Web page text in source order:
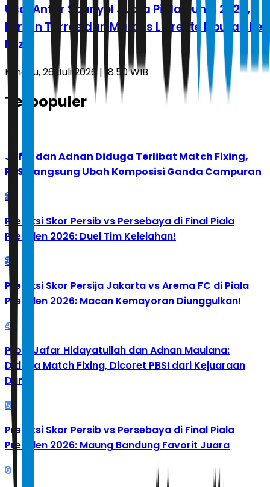
Usai Antar Spanyol Juara Piala Dunia 2026,
Ferran Torres dan Marcos Llorente Liburan ke
Ibiza
Minggu, 26 Juli 2026 | 18.50 WIB
Terpopuler
Jafar dan Adnan Diduga Terlibat Match Fixing,
PBSI Langsung Ubah Komposisi Ganda Campuran
2
Prediksi Skor Persib vs Persebaya di Final Piala
Presiden 2026: Duel Tim Kelelahan!
3
Prediksi Skor Persija Jakarta vs Arema FC di Piala
Presiden 2026: Macan Kemayoran Diunggulkan!
4
Profil Jafar Hidayatullah dan Adnan Maulana:
Diduga Match Fixing, Dicoret PBSI dari Kejuaraan
Dunia
5
Prediksi Skor Persib vs Persebaya di Final Piala
Presiden 2026: Maung Bandung Favorit Juara
6